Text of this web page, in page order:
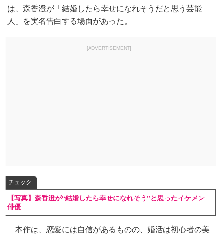
は、森香澄が「結婚したら幸せになれそうだと思う芸能
人」を実名告白する場面があった。
[ADVERTISEMENT]
チェック
【写真】森香澄が“結婚したら幸せになれそう”と思ったイケメン
俳優
本作は、恋愛には自信があるものの、婚活は初心者の美